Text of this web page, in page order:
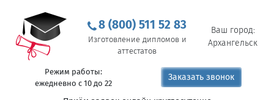
8 (800) 511 52 83
Изготовление дипломов и
аттестатов
Ваш город:
Архангельск
Режим работы:
ежедневно с 10 до 22
Заказать звонок